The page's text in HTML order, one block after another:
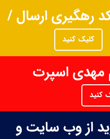
رهگیری ارسال /
کلیک کنید
مهدی اسپرت
کنید
از وب سایت و